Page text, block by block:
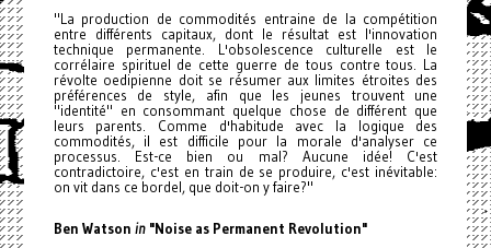
"La production de commodités entraine de la compétition
entre différents capitaux, dont le résultat est l'innovation
technique permanente. L'obsolescence culturelle est le
corrélaire spirituel de cette guerre de tous contre tous. La
révolte oedipienne doit se résumer aux limites étroites des
préférences de style, afin que les jeunes trouvent une
"identité" en consommant quelque chose de différent que
leurs parents. Comme d'habitude avec la logique des
commodités, il est difficile pour la morale d'analyser ce
processus. Est-ce bien ou mal? Aucune idée! C'est
contradictoire, c'est en train de se produire, c'est inévitable:
on vit dans ce bordel, que doit-on y faire?"
Ben Watson in "Noise as Permanent Revolution"